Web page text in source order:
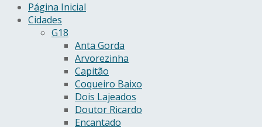
Página Inicial
Cidades
G18
Anta Gorda
Arvorezinha
Capitão
Coqueiro Baixo
Dois Lajeados
Doutor Ricardo
Encantado